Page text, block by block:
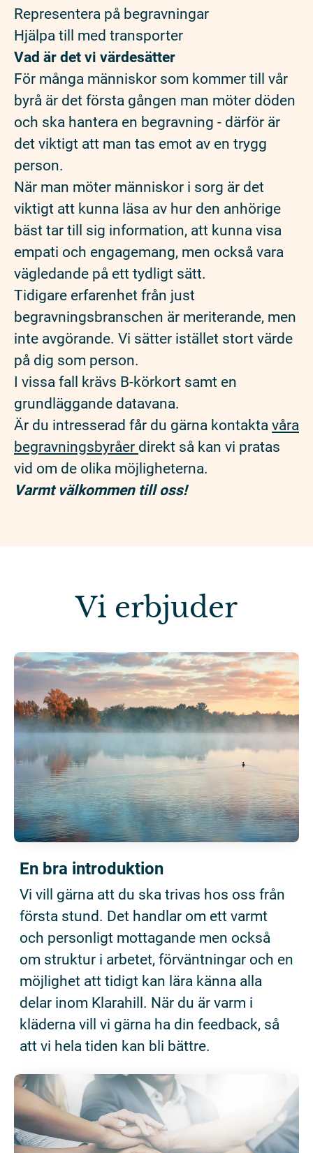
Representera på begravningar
Hjälpa till med transporter
Vad är det vi värdesätter
För många människor som kommer till vår
byrå är det första gången man möter döden
och ska hantera en begravning - därför är
det viktigt att man tas emot av en trygg
person.
När man möter människor i sorg är det
viktigt att kunna läsa av hur den anhörige
bäst tar till sig information, att kunna visa
empati och engagemang, men också vara
vägledande på ett tydligt sätt.
Tidigare erfarenhet från just
begravningsbranschen är meriterande, men
inte avgörande. Vi sätter istället stort värde
på dig som person.
I vissa fall krävs B-körkort samt en
grundläggande datavana.
Är du intresserad får du gärna kontakta våra
begravningsbyråer direkt så kan vi pratas
vid om de olika möjligheterna.
Varmt välkommen till oss!
Vi erbjuder
En bra introduktion
Vi vill gärna att du ska trivas hos oss från
första stund. Det handlar om ett varmt
och personligt mottagande men också
om struktur i arbetet, förväntningar och en
möjlighet att tidigt kan lära känna alla
delar inom Klarahill. När du är varm i
kläderna vill vi gärna ha din feedback, så
att vi hela tiden kan bli bättre.